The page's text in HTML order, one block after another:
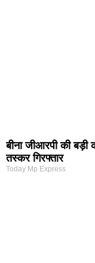
बीना जीआरपी की
तस्कर गिरफ्तार
Today Mp Express